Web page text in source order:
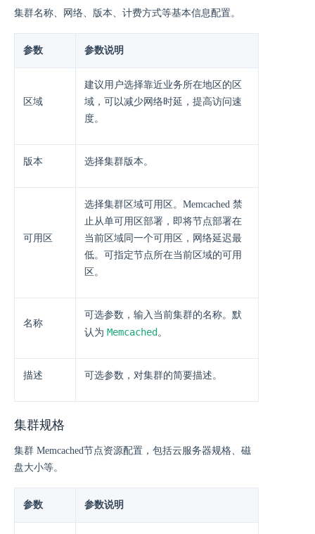
集群名称、网络、版本、计费方式等基本信息配置。
参数 参数说明
区域
建议用户选择靠近业务所在地区的区
域，可以减少网络时延，提高访问速
度。
版本 选择集群版本。
可用区
选择集群区域可用区。Memcached 禁
止从单可用区部署，即将节点部署在
当前区域同一个可用区，网络延迟最
低。可指定节点所在当前区域的可用
区。
名称
可选参数，输入当前集群的名称。默
认为 Memcached 。
描述 可选参数，对集群的简要描述。
集群规格
集群 Memcached节点资源配置，包括云服务器规格、磁
盘大小等。
参数 参数说明